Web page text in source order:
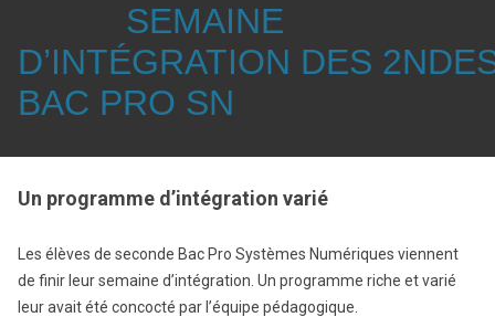
SEMAINE
D’INTÉGRATION DES
BAC PRO SN
Un programme d’intégration varié
Les élèves de seconde Bac Pro Systèmes Numériques viennent
de finir leur semaine d’intégration. Un programme riche et varié
leur avait été concocté par l’équipe pédagogique.